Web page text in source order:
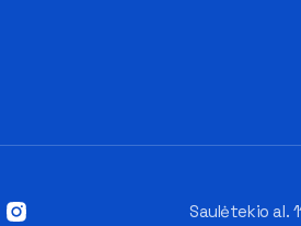
Saulėtekio al.